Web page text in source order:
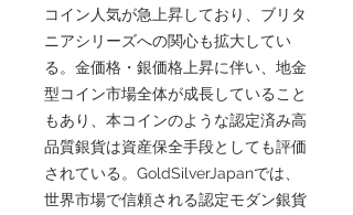
コイン人気が急上昇しており、ブリタ
ニアシリーズへの関心も拡大してい
る。金価格・銀価格上昇に伴い、地金
型コイン市場全体が成長していること
もあり、本コインのような認定済み高
品質銀貨は資産保全手段としても評価
されている。GoldSilverJapanでは、
世界市場で信頼される認定モダン銀貨